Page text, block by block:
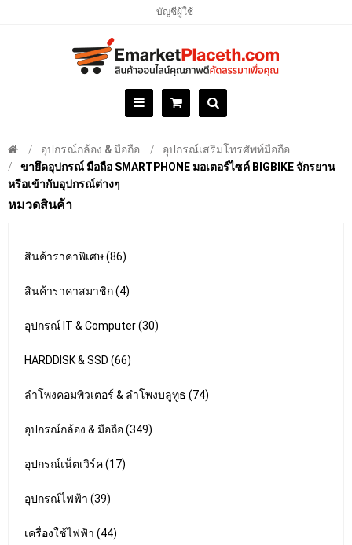
บัญชีผู้ใช้
อุปกรณ์กล้อง & มือถือ
อุปกรณ์เสริมโทรศัพท์มือถือ
ขายึดอุปกรณ์ มือถือ SMARTPHONE มอเตอร์ไซค์ BIGBIKE จักรยาน
หรือเข้ากับอุปกรณ์ต่างๆ
หมวดสินค้า
สินค้าราคาพิเศษ (86)
สินค้าราคาสมาชิก (4)
อุปกรณ์ IT & Computer (30)
HARDDISK & SSD (66)
ลำโพงคอมพิวเตอร์ & ลำโพงบลูทูธ (74)
อุปกรณ์กล้อง & มือถือ (349)
อุปกรณ์เน็ตเวิร์ค (17)
อุปกรณ์ไฟฟ้า (39)
เครื่องใช้ไฟฟ้า (44)